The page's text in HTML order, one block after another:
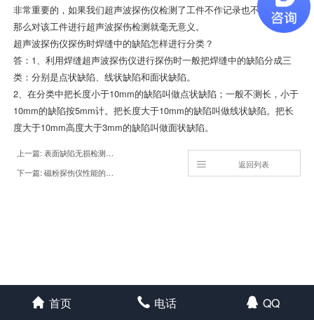
非常重要的，如果我们超声波探伤仪检测了工件不作记录也不出报告，
那么对该工件进行超声波探伤检测就毫无意义。
超声波探伤仪探伤时焊缝中的缺陷怎样进行分类？
答：1、利用焊缝超声波探伤仪进行探伤时一般把焊缝中的缺陷分成三
类：分别是点状缺陷、线状缺陷和面状缺陷。
2、在分类中把长度小于10mm的缺陷叫做点状缺陷；一般不测长，小于
10mm的缺陷按5mm计。把长度大于10mm的缺陷叫做线状缺陷。把长
度大于10mm高度大于3mm的缺陷叫做面状缺陷。
上一篇: 表面缺陷无损检测方法的比较
下一篇: 磁粉探伤仪性能的重要性及检测方法
返回列表
首页 电话 QQ